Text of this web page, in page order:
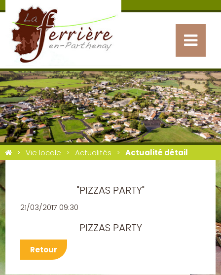
Vie locale Actualités Actualité détail
"PIZZAS PARTY"
21/03/2017 09:30
PIZZAS PARTY
Retour